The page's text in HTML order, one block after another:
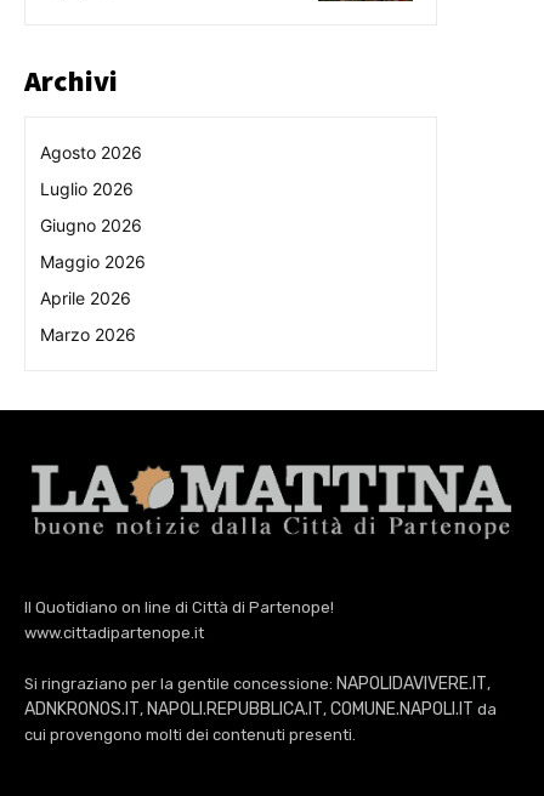
Archivi
Agosto 2026
Luglio 2026
Giugno 2026
Maggio 2026
Aprile 2026
Marzo 2026
Il Quotidiano on line di Città di Partenope!
www.cittadipartenope.it
Si ringraziano per la gentile concessione: NAPOLIDAVIVERE.IT,
ADNKRONOS.IT, NAPOLI.REPUBBLICA.IT, COMUNE.NAPOLI.IT da
cui provengono molti dei contenuti presenti.